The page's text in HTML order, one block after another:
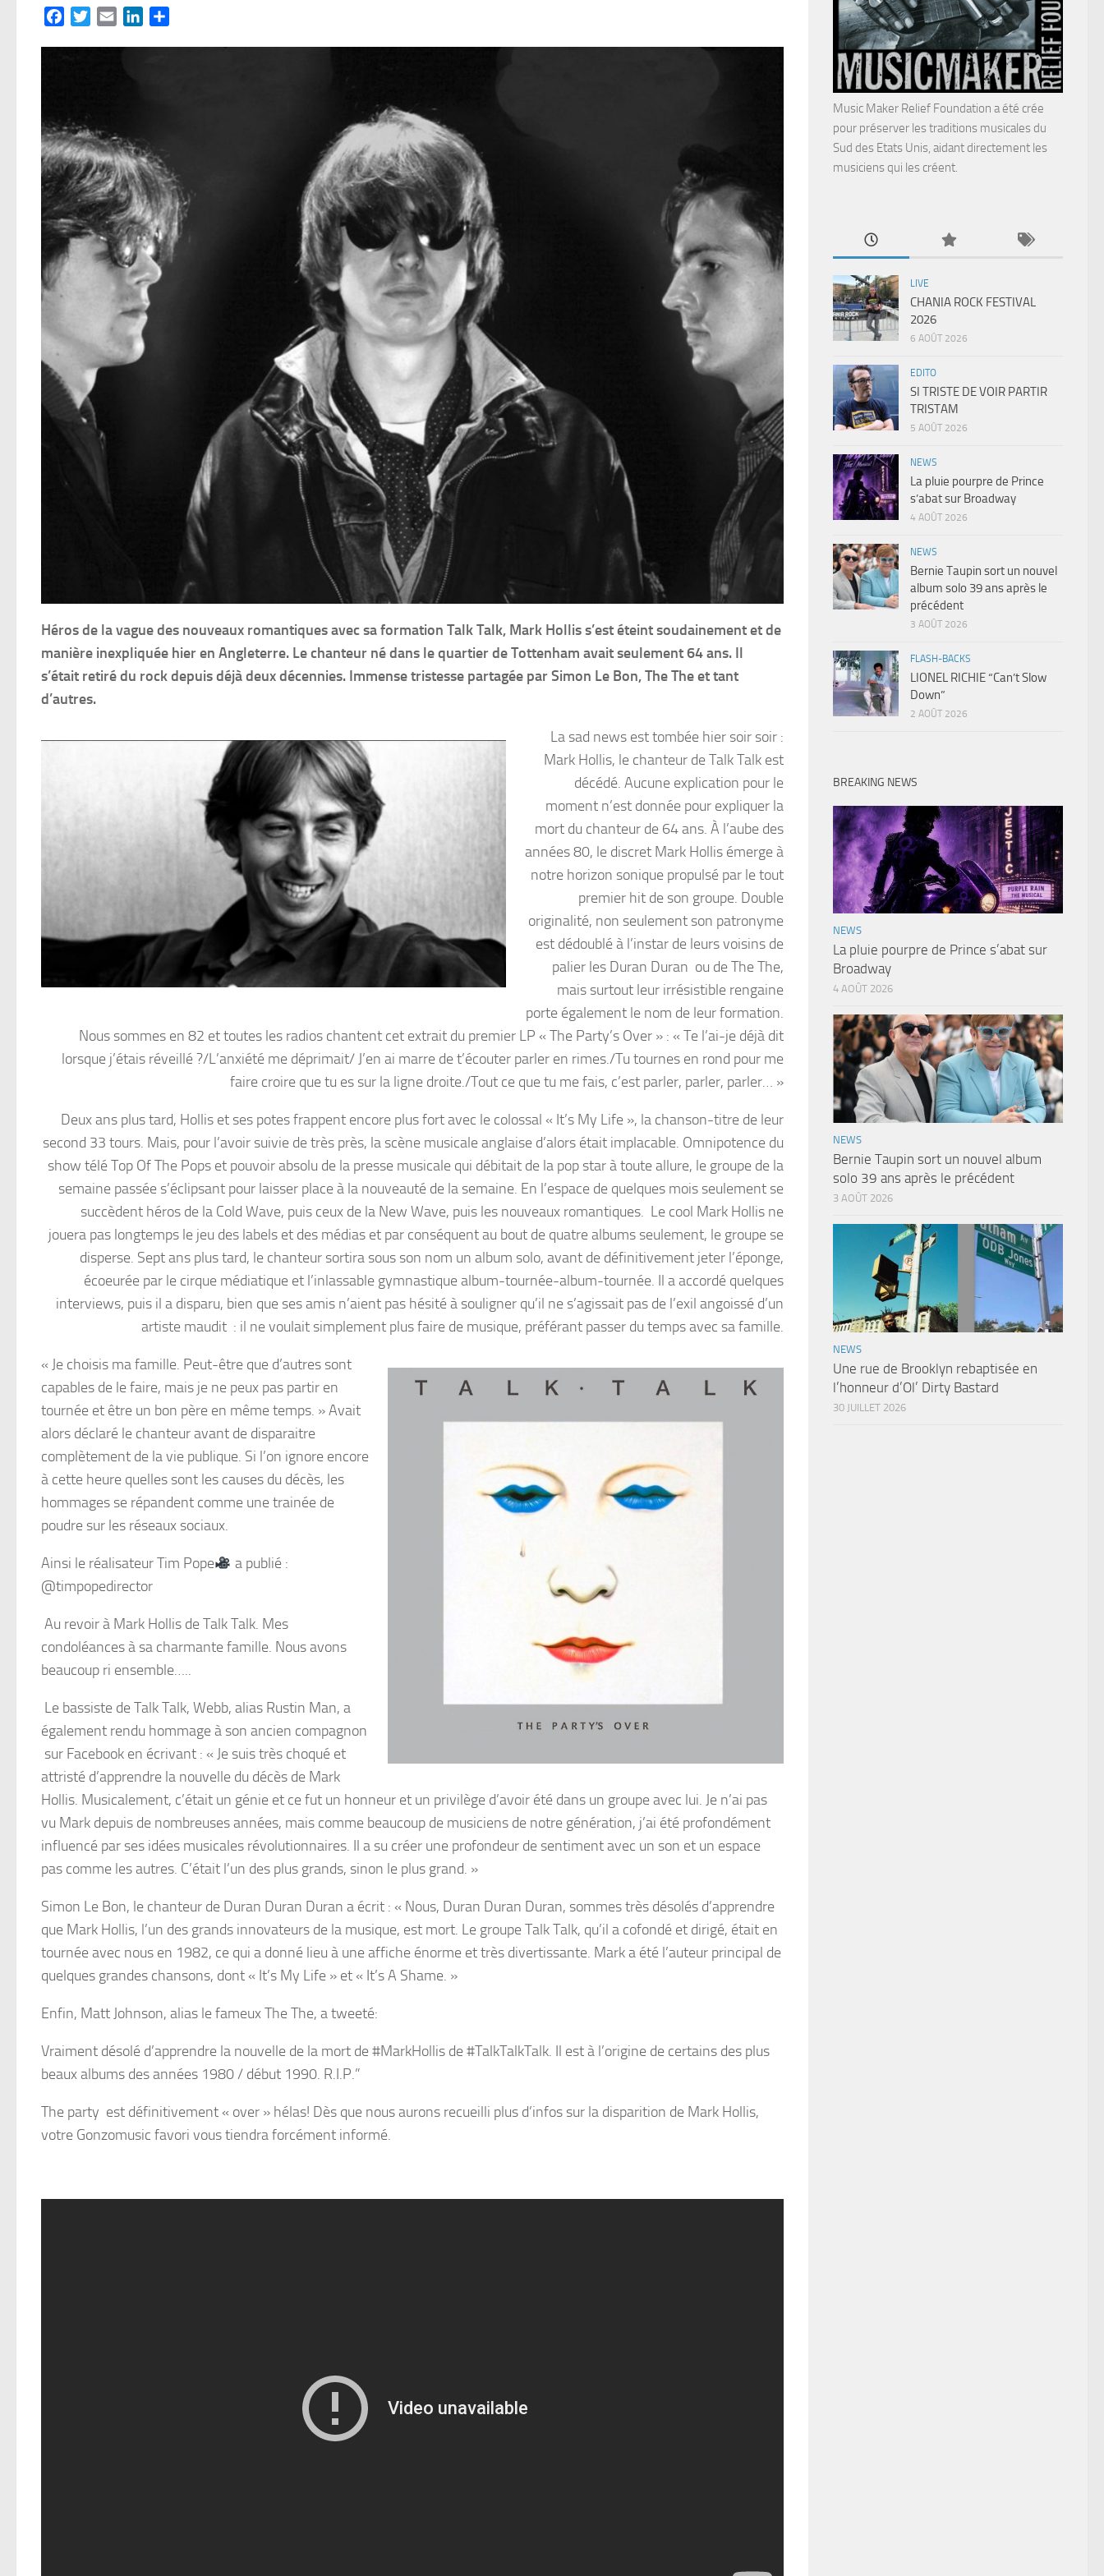
FacebookTwitterEmail LinkedIn
Héros de la vague des nouveaux romantiques avec sa formation Talk Talk, Mark Hollis s’est éteint soudainement et de
manière inexpliquée hier en Angleterre. Le chanteur né dans le quartier de Tottenham avait seulement 64 ans. Il
s’était retiré du rock depuis déjà deux décennies. Immense tristesse partagée par Simon Le Bon, The The et tant
d’autres.
La sad news est tombée hier soir soir :
Mark Hollis, le chanteur de Talk Talk est
décédé. Aucune explication pour le
moment n’est donnée pour expliquer la
mort du chanteur de 64 ans. À l’aube des
années 80, le discret Mark Hollis émerge à
notre horizon sonique propulsé par le tout
premier hit de son groupe. Double
originalité, non seulement son patronyme
est dédoublé à l’instar de leurs voisins de
palier les Duran Duran ou de The The,
mais surtout leur irrésistible rengaine
porte également le nom de leur formation.
Nous sommes en 82 et toutes les radios chantent cet extrait du premier LP « The Party’s Over » : « Te l’ai-je déjà dit
lorsque j’étais réveillé ?/L’anxiété me déprimait/ J’en ai marre de t’écouter parler en rimes./Tu tournes en rond pour me
faire croire que tu es sur la ligne droite./Tout ce que tu me fais, c’est parler, parler, parler… »
Deux ans plus tard, Hollis et ses potes frappent encore plus fort avec le colossal « It’s My Life », la chanson-titre de leur
second 33 tours. Mais, pour l’avoir suivie de très près, la scène musicale anglaise d’alors était implacable. Omnipotence du
show télé Top Of The Pops et pouvoir absolu de la presse musicale qui débitait de la pop star à toute allure, le groupe de la
semaine passée s’éclipsant pour laisser place à la nouveauté de la semaine. En l’espace de quelques mois seulement se
succèdent héros de la Cold Wave, puis ceux de la New Wave, puis les nouveaux romantiques. Le cool Mark Hollis ne
jouera pas longtemps le jeu des labels et des médias et par conséquent au bout de quatre albums seulement, le groupe se
disperse. Sept ans plus tard, le chanteur sortira sous son nom un album solo, avant de définitivement jeter l’éponge,
écoeurée par le cirque médiatique et l’inlassable gymnastique album-tournée-album-tournée. Il a accordé quelques
interviews, puis il a disparu, bien que ses amis n’aient pas hésité à souligner qu’il ne s’agissait pas de l’exil angoissé d’un
artiste maudit : il ne voulait simplement plus faire de musique, préférant passer du temps avec sa famille.
« Je choisis ma famille. Peut-être que d’autres sont
capables de le faire, mais je ne peux pas partir en
tournée et être un bon père en même temps. » Avait
alors déclaré le chanteur avant de disparaitre
complètement de la vie publique. Si l’on ignore encore
à cette heure quelles sont les causes du décès, les
hommages se répandent comme une trainée de
poudre sur les réseaux sociaux.
Ainsi le réalisateur Tim Pope
a publié :
@timpopedirector
Au revoir à Mark Hollis de Talk Talk. Mes
condoléances à sa charmante famille. Nous avons
beaucoup ri ensemble…..
Le bassiste de Talk Talk, Webb, alias Rustin Man, a
également rendu hommage à son ancien compagnon
sur Facebook en écrivant : « Je suis très choqué et
attristé d’apprendre la nouvelle du décès de Mark
Hollis. Musicalement, c’était un génie et ce fut un honneur et un privilège d’avoir été dans un groupe avec lui. Je n’ai pas
vu Mark depuis de nombreuses années, mais comme beaucoup de musiciens de notre génération, j’ai été profondément
influencé par ses idées musicales révolutionnaires. Il a su créer une profondeur de sentiment avec un son et un espace
pas comme les autres. C’était l’un des plus grands, sinon le plus grand. »
Simon Le Bon, le chanteur de Duran Duran Duran a écrit : « Nous, Duran Duran Duran, sommes très désolés d’apprendre
que Mark Hollis, l’un des grands innovateurs de la musique, est mort. Le groupe Talk Talk, qu’il a cofondé et dirigé, était en
tournée avec nous en 1982, ce qui a donné lieu à une affiche énorme et très divertissante. Mark a été l’auteur principal de
quelques grandes chansons, dont « It’s My Life » et « It’s A Shame. »
Enfin, Matt Johnson, alias le fameux The The, a tweeté:
Vraiment désolé d’apprendre la nouvelle de la mort de #MarkHollis de #TalkTalkTalk. Il est à l’origine de certains des plus
beaux albums des années 1980 / début 1990. R.I.P.”
The party est définitivement « over » hélas! Dès que nous aurons recueilli plus d’infos sur la disparition de Mark Hollis,
votre Gonzomusic favori vous tiendra forcément informé.
Music Maker Relief Foundation a été crée
pour préserver les traditions musicales du
Sud des Etats Unis, aidant directement les
musiciens qui les créent.
LIVE
CHANIA ROCK FESTIVAL
2026
6 AOÛT 2026
EDITO
SI TRISTE DE VOIR PARTIR
TRISTAM
5 AOÛT 2026
NEWS
La pluie pourpre de Prince
s’abat sur Broadway
4 AOÛT 2026
NEWS
Bernie Taupin sort un nouvel
album solo 39 ans après le
précédent
3 AOÛT 2026
FLASH-BACKS
LIONEL RICHIE “Can’t Slow
Down”
2 AOÛT 2026
BREAKING NEWS
NEWS
La pluie pourpre de Prince s’abat sur
Broadway
4 AOÛT 2026
NEWS
Bernie Taupin sort un nouvel album
solo 39 ans après le précédent
3 AOÛT 2026
NEWS
Une rue de Brooklyn rebaptisée en
l’honneur d’Ol’ Dirty Bastard
30 JUILLET 2026